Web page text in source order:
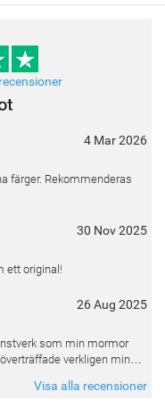
4 Mar 2026
färger. Rekommenderas
30 Nov 2025
ett original!
26 Aug 2025
som min mormor
verkligen mina
Visa alla recensioner